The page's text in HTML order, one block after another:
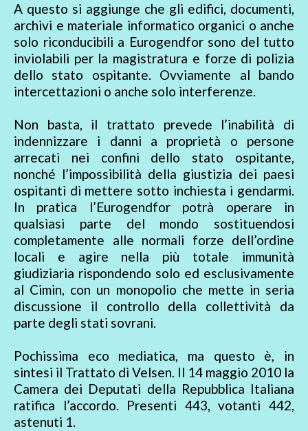
A questo si aggiunge che gli edifici, documenti,
archivi e materiale informatico organici o anche
solo riconducibili a Eurogendfor sono del tutto
inviolabili per la magistratura e forze di polizia
dello stato ospitante. Ovviamente al bando
intercettazioni o anche solo interferenze.
Non basta, il trattato prevede l’inabilità di
indennizzare i danni a proprietà o persone
arrecati nei confini dello stato ospitante,
nonché l’impossibilità della giustizia dei paesi
ospitanti di mettere sotto inchiesta i gendarmi.
In pratica l’Eurogendfor potrà operare in
qualsiasi parte del mondo sostituendosi
completamente alle normali forze dell’ordine
locali e agire nella più totale immunità
giudiziaria rispondendo solo ed esclusivamente
al Cimin, con un monopolio che mette in seria
discussione il controllo della collettività da
parte degli stati sovrani.
Pochissima eco mediatica, ma questo è, in
sintesi il Trattato di Velsen. Il 14 maggio 2010 la
Camera dei Deputati della Repubblica Italiana
ratifica l’accordo. Presenti 443, votanti 442,
astenuti 1.